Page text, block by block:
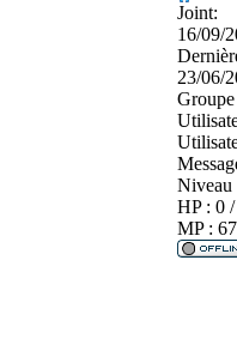
Joint:
16/09/
23/06/
Groupe
Niveau
HP : 0
MP :